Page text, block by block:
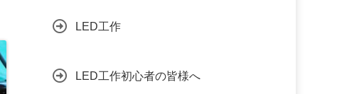
LED工作
LED工作初心者の皆様へ